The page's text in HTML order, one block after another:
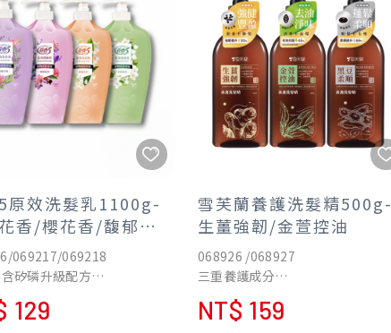
原效洗髮乳1100g-
香/櫻花香/馥郁花
069217/069218
矽磷升級配方
源淨護技術
健康光采
129
雪芙蘭養護洗髮精500g-
生薑強韌/金萱控油
068926 /068927
三重養護成分
七重草本複方
安心溫和十二大無添加
NT$ 159